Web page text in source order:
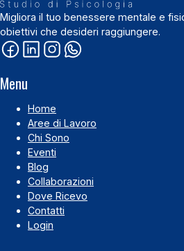
Migliora il tuo benessere mentale e
obiettivi che desideri raggiungere.
Menu
Home
Aree di Lavoro
Chi Sono
Eventi
Blog
Collaborazioni
Dove Ricevo
Contatti
Login